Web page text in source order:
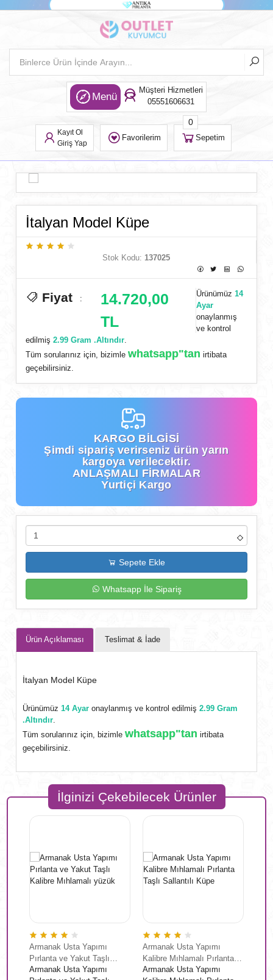
Menü
Müşteri Hizmetleri
05551606631
Kayıt Ol
Giriş Yap
Favorilerim Sepetim
0
İtalyan Model Küpe
Stok Kodu: 137025
Fiyat :
14.720,00
TL
Ürünümüz14
Ayar
onaylanmış
ve kontrol
edilmiş2.99 Gram .Altındır.
Tüm sorularınız için, bizimlewhatsapp"tan irtibata
geçebilirsiniz.
KARGO BİLGİSİ
Şimdi sipariş verirseniz ürün yarın
kargoya verilecektir.
ANLAŞMALI FİRMALAR
Yurtiçi Kargo
Sepete Ekle
Whatsapp İle Sipariş
Ürün Açıklaması Teslimat & İade
İtalyan Model Küpe
Ürünümüz14 Ayar onaylanmış ve kontrol edilmiş2.99 Gram
.Altındır.
Tüm sorularınız için, bizimlewhatsapp"tan irtibata
geçebilirsiniz.
İlginizi Çekebilecek Ürünler
Armanak Usta Yapımı
Pırlanta ve Yakut Taşlı
Kalibre Mıhlamalı yüzük
Armanak Usta Yapımı
Armanak Usta Yapımı
Kalibre Mıhlamalı Pırlanta
Taşlı Sallantılı Küpe
Armanak Usta Yapımı